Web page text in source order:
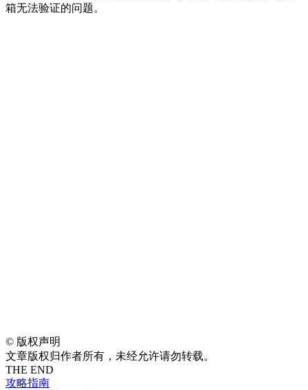
箱无法验证的问题。
© 版权声明
文章版权归作者所有，未经允许请勿转载。
THE END
攻略指南